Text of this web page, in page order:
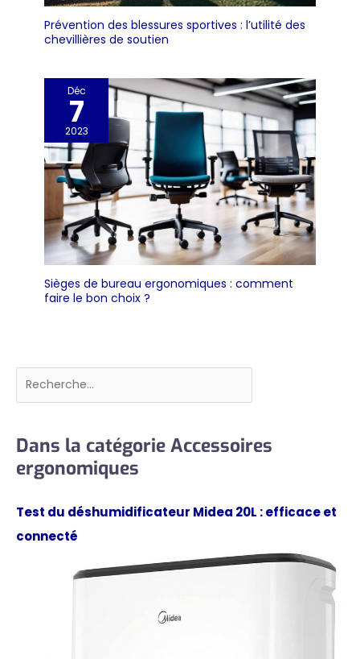
Prévention des blessures sportives : l’utilité des
chevillières de soutien
Déc
7
2023
Sièges de bureau ergonomiques : comment
faire le bon choix ?
Rechercher
Dans la catégorie Accessoires
ergonomiques
Test du déshumidificateur Midea 20L : efficace et
connecté